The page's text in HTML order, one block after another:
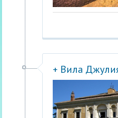
+ Вила